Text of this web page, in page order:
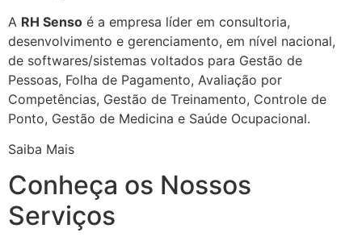
A RH Senso é a empresa líder em consultoria,
desenvolvimento e gerenciamento, em nível nacional,
de softwares/sistemas voltados para Gestão de
Pessoas, Folha de Pagamento, Avaliação por
Competências, Gestão de Treinamento, Controle de
Ponto, Gestão de Medicina e Saúde Ocupacional.
Saiba Mais
Conheça os Nossos
Serviços